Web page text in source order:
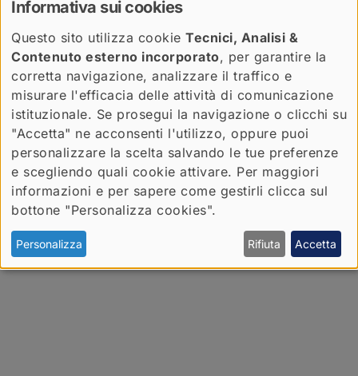
nel 2019) ha attraversato oltre sessant'anni di storia
del restauro da pioniera in una professione a lungo
ritenuta maschile. A partire dal libro di Stefania De
Blasi,Saper vedere. L'archivio professionale
Brambilla Barcilon (Cores, 2025) un dialogo che
apre a un’inedita storia di genere per il restauro
italiano.
Con Michela Cardinali, direttrice Laboratori di
restauro e SAF del CCR "La Venaria Reale" Stefania
De Blasi, responsabile area Comunicazione e
Beatrice Failla, docente di Museologia, critica
artistica e del restauro, Università di Torino.
Informativa sui cookies
Questo sito utilizza cookie Tecnici, Analisi &
Contenuto esterno incorporato, per garantire la
corretta navigazione, analizzare il traffico e
misurare l'efficacia delle attività di comunicazione
istituzionale. Se prosegui la navigazione o clicchi su
"Accetta" ne acconsenti l'utilizzo, oppure puoi
personalizzare la scelta salvando le tue preferenze
e scegliendo quali cookie attivare. Per maggiori
informazioni e per sapere come gestirli clicca sul
bottone "Personalizza cookies".
Personalizza Rifiuta Accetta